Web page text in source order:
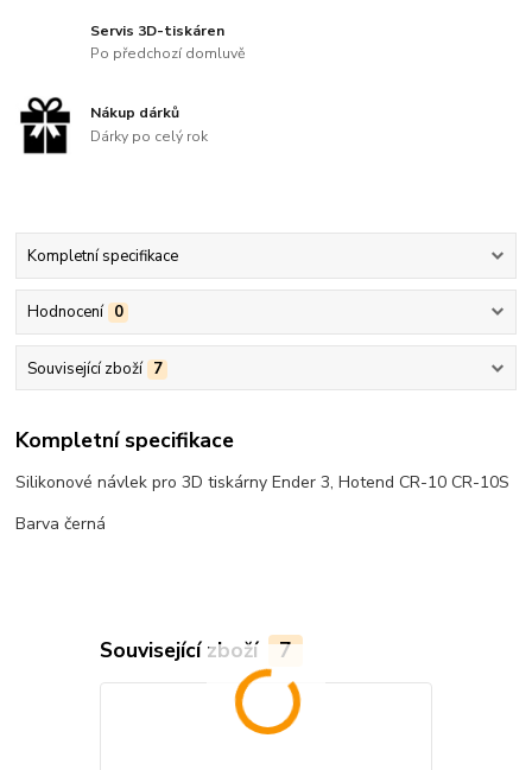
Servis 3D-tiskáren
Po předchozí domluvě
Nákup dárků
Dárky po celý rok
Kompletní specifikace
Hodnocení 0
Související zboží 7
Kompletní specifikace
Silikonové návlek pro 3D tiskárny Ender 3, Hotend CR-10 CR-10S
Barva černá
Související zboží 7